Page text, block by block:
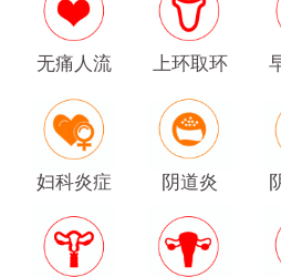
无痛人流 上环取环
妇科炎症 阴道炎